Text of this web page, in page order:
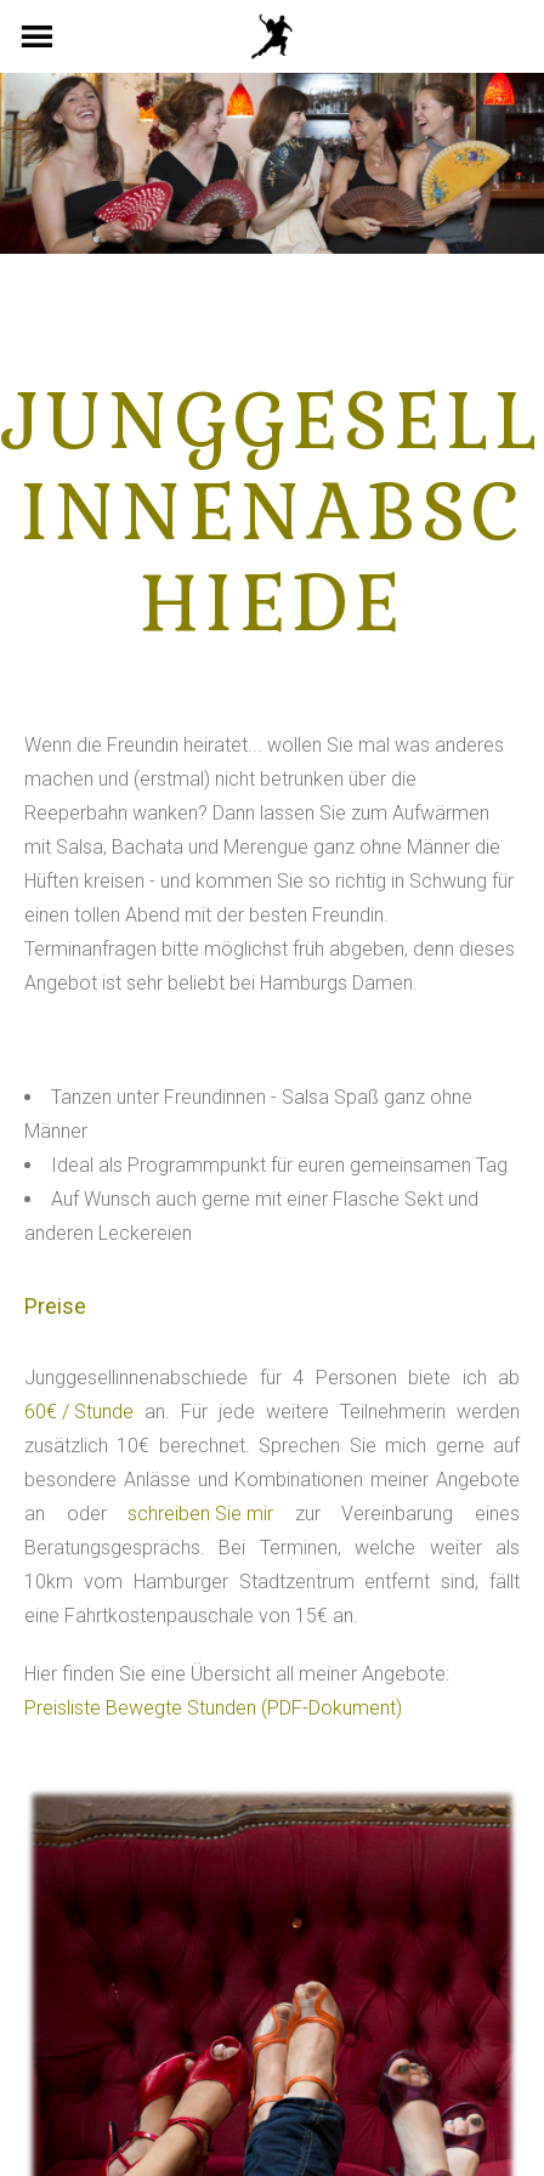
content
JUNGGESELL
INNENABSC
HIEDE
Wenn die Freundin heiratet... wollen Sie mal was anderes
machen und (erstmal) nicht betrunken über die
Reeperbahn wanken? Dann lassen Sie zum Aufwärmen
mit Salsa, Bachata und Merengue ganz ohne Männer die
Hüften kreisen - und kommen Sie so richtig in Schwung für
einen tollen Abend mit der besten Freundin.
Terminanfragen bitte möglichst früh abgeben, denn dieses
Angebot ist sehr beliebt bei Hamburgs Damen.
Tanzen unter Freundinnen - Salsa Spaß ganz ohne
Männer
Ideal als Programmpunkt für euren gemeinsamen Tag
Auf Wunsch auch gerne mit einer Flasche Sekt und
anderen Leckereien
Preise
Junggesellinnenabschiede für 4 Personen biete ich ab
60€ / Stunde an. Für jede weitere Teilnehmerin werden
zusätzlich 10€ berechnet. Sprechen Sie mich gerne auf
besondere Anlässe und Kombinationen meiner Angebote
an oderschreiben Sie mir zur Vereinbarung eines
Beratungsgesprächs. Bei Terminen, welche weiter als
10km vom Hamburger Stadtzentrum entfernt sind, fällt
eine Fahrtkostenpauschale von 15€ an.
Hier finden Sie eine Übersicht all meiner Angebote:
Preisliste Bewegte Stunden (PDF-Dokument)